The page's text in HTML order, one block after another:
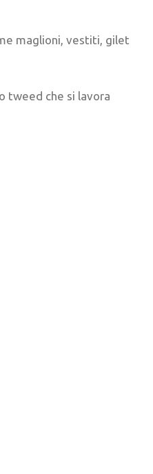
maglioni, vestiti, gilet
tweed che si lavora